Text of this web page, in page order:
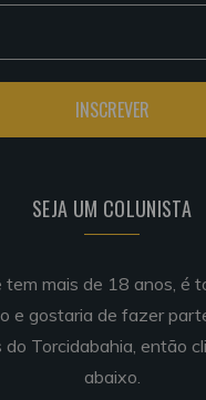
SEJA UM COLUNISTA
tem mais de 18 anos, é
e gostaria de fazer
do Torcidabahia, então
abaixo.